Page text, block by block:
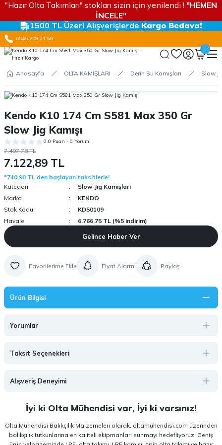
"Hazır Olta Takımları" stokları sizin için yenilendi ! "HEMEN
İNCELE"
1500 TL Üzeri Alışverişlerde Kargo Bedava!
0545 203 21 60
Anasayfa OLTA KAMIŞLARI Derin Su Kamışları Slow
Kendo K10 174 Cm S581 Max 350 Gr
Slow Jig Kamışı
0.0 Puan - 0 Yorum
7.497,78 TL
7.122,89 TL
*740,90 TL den başlayan taksitlerle!
Kategori
Slow Jig Kamışları
Marka
KENDO
Stok Kodu
KD50109
Havale
6.766,75 TL (%5 indirim)
Gelince Haber Ver
Fiyat Alarmı Paylaş
Ürün Bilgisi
Yorumlar
Taksit Seçenekleri
Alışveriş Deneyimi
İyi ki Olta Mühendisi var, İyi ki varsınız!
Olta Mühendisi Balıkçılık Malzemeleri olarak, oltamuhendisi.com üzerinden
balıkçılık tutkunlarına en kaliteli ekipmanları sunmayı hedefliyoruz. Geniş